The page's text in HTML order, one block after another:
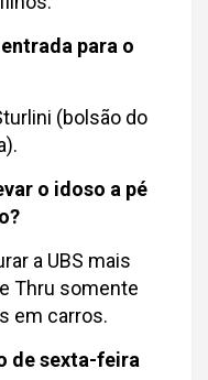
para o
(bolsão do
o idoso a pé
a UBS mais
Thru somente
em carros.
de sexta-feira